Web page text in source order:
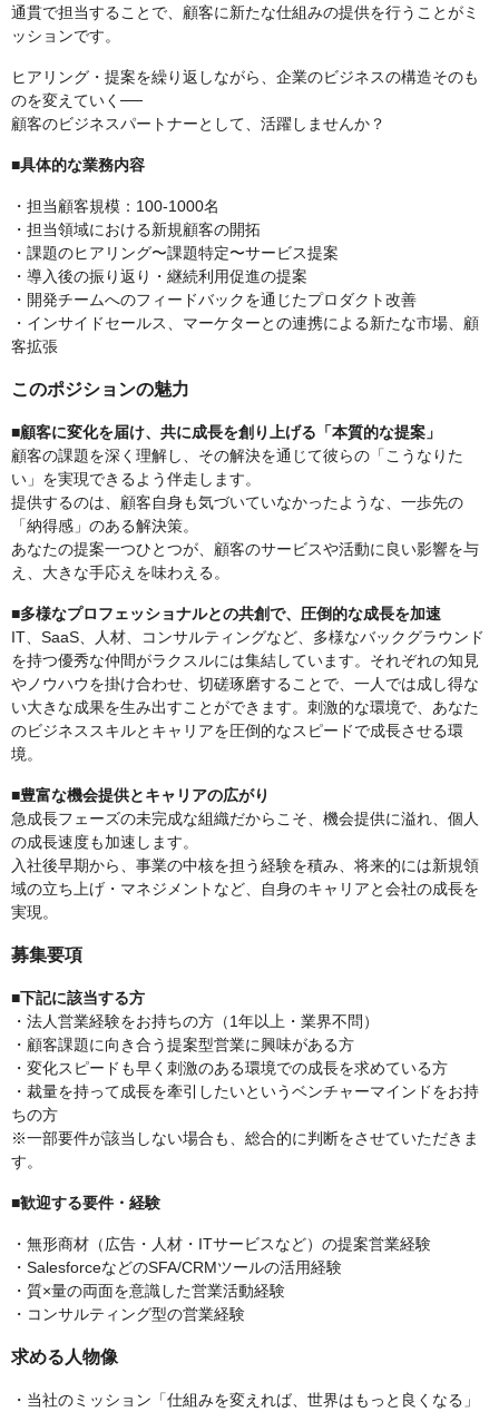
通貫で担当することで、顧客に新たな仕組みの提供を行うことがミ
ッションです。
ヒアリング・提案を繰り返しながら、企業のビジネスの構造そのも
のを変えていく──
顧客のビジネスパートナーとして、活躍しませんか？
■具体的な業務内容
・担当顧客規模：100-1000名
・担当領域における新規顧客の開拓
・課題のヒアリング〜課題特定〜サービス提案
・導入後の振り返り・継続利用促進の提案
・開発チームへのフィードバックを通じたプロダクト改善
・インサイドセールス、マーケターとの連携による新たな市場、顧
客拡張
このポジションの魅力
■顧客に変化を届け、共に成長を創り上げる「本質的な提案」
顧客の課題を深く理解し、その解決を通じて彼らの「こうなりた
い」を実現できるよう伴走します。
提供するのは、顧客自身も気づいていなかったような、一歩先の
「納得感」のある解決策。
あなたの提案一つひとつが、顧客のサービスや活動に良い影響を与
え、大きな手応えを味わえる。
■多様なプロフェッショナルとの共創で、圧倒的な成長を加速
IT、SaaS、人材、コンサルティングなど、多様なバックグラウンド
を持つ優秀な仲間がラクスルには集結しています。それぞれの知見
やノウハウを掛け合わせ、切磋琢磨することで、一人では成し得な
い大きな成果を生み出すことができます。刺激的な環境で、あなた
のビジネススキルとキャリアを圧倒的なスピードで成長させる環
境。
■豊富な機会提供とキャリアの広がり
急成長フェーズの未完成な組織だからこそ、機会提供に溢れ、個人
の成長速度も加速します。
入社後早期から、事業の中核を担う経験を積み、将来的には新規領
域の立ち上げ・マネジメントなど、自身のキャリアと会社の成長を
実現。
募集要項
■下記に該当する方
・法人営業経験をお持ちの方（1年以上・業界不問）
・顧客課題に向き合う提案型営業に興味がある方
・変化スピードも早く刺激のある環境での成長を求めている方
・裁量を持って成長を牽引したいというベンチャーマインドをお持
ちの方
※一部要件が該当しない場合も、総合的に判断をさせていただきま
す。
■歓迎する要件・経験
・無形商材（広告・人材・ITサービスなど）の提案営業経験
・SalesforceなどのSFA/CRMツールの活用経験
・質×量の両面を意識した営業活動経験
・コンサルティング型の営業経験
求める人物像
・当社のミッション「仕組みを変えれば、世界はもっと良くなる」